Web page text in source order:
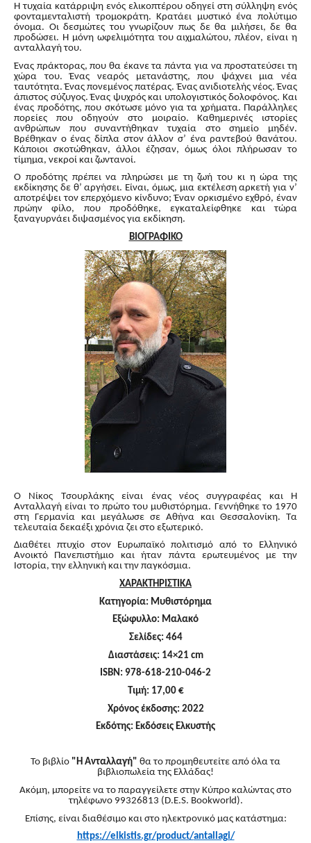
Η τυχαία κατάρριψη ενός ελικοπτέρου οδηγεί στη σύλληψη ενός
φονταμενταλιστή τρομοκράτη. Κρατάει μυστικό ένα πολύτιμο
όνομα. Οι δεσμώτες του γνωρίζουν πως δε θα μιλήσει, δε θα
προδώσει. Η μόνη ωφελιμότητα του αιχμαλώτου, πλέον, είναι η
ανταλλαγή του.
Ένας πράκτορας, που θα έκανε τα πάντα για να προστατεύσει τη
χώρα του. Ένας νεαρός μετανάστης, που ψάχνει μια νέα
ταυτότητα. Ένας πονεμένος πατέρας. Ένας ανιδιοτελής νέος. Ένας
άπιστος σύζυγος. Ένας ψυχρός και υπολογιστικός δολοφόνος. Και
ένας προδότης, που σκότωσε μόνο για τα χρήματα. Παράλληλες
πορείες που οδηγούν στο μοιραίο. Καθημερινές ιστορίες
ανθρώπων που συναντήθηκαν τυχαία στο σημείο μηδέν.
Βρέθηκαν ο ένας δίπλα στον άλλον σ’ ένα ραντεβού θανάτου.
Κάποιοι σκοτώθηκαν, άλλοι έζησαν, όμως όλοι πλήρωσαν το
τίμημα, νεκροί και ζωντανοί.
Ο προδότης πρέπει να πληρώσει με τη ζωή του κι η ώρα της
εκδίκησης δε θ’ αργήσει. Είναι, όμως, μια εκτέλεση αρκετή για ν’
αποτρέψει τον επερχόμενο κίνδυνο; Έναν ορκισμένο εχθρό, έναν
πρώην φίλο, που προδόθηκε, εγκαταλείφθηκε και τώρα
ξαναγυρνάει διψασμένος για εκδίκηση.
ΒΙΟΓΡΑΦΙΚΟ
Ο Νίκος Τσουρλάκης είναι ένας νέος συγγραφέας και Η
Ανταλλαγή είναι το πρώτο του μυθιστόρημα. Γεννήθηκε το 1970
στη Γερμανία και μεγάλωσε σε Αθήνα και Θεσσαλονίκη. Τα
τελευταία δεκαέξι χρόνια ζει στο εξωτερικό.
Διαθέτει πτυχίο στον Ευρωπαϊκό πολιτισμό από το Ελληνικό
Ανοικτό Πανεπιστήμιο και ήταν πάντα ερωτευμένος με την
Ιστορία, την ελληνική και την παγκόσμια.
ΧΑΡΑΚΤΗΡΙΣΤΙΚΑ
Κατηγορία: Μυθιστόρημα
Εξώφυλλο: Μαλακό
Σελίδες: 464
Διαστάσεις: 14×21 cm
ISBN: 978-618-210-046-2
Τιμή: 17,00 €
Χρόνος έκδοσης: 2022
Εκδότης: Εκδόσεις Ελκυστής
Το βιβλίο "Η Ανταλλαγή" θα το προμηθευτείτε από όλα τα
βιβλιοπωλεία της Ελλάδας!
Ακόμη, μπορείτε να το παραγγείλετε στην Κύπρο καλώντας στο
τηλέφωνο 99326813 (D.E.S. Bookworld).
Επίσης, είναι διαθέσιμο και στο ηλεκτρονικό μας κατάστημα:
https://elkistis.gr/product/antallagi/